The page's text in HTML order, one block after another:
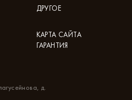
ДРУГОЕ
КАРТА САЙТА
ГАРАНТИЯ
д.